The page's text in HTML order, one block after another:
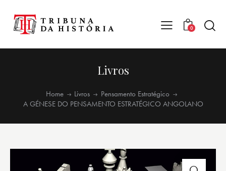
0
Livros
Home Livros
Pensamento Estratégico
A GÉNESE DO PENSAMENTO ESTRATÉGICO ANGOLANO